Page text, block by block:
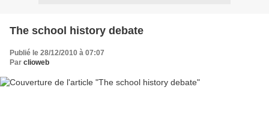
The school history debate
Publié le 28/12/2010 à 07:07
Par clioweb